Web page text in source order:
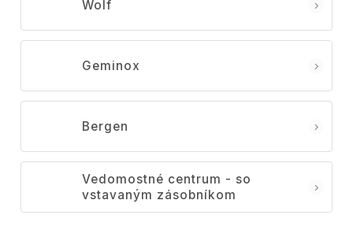
Wolf
Geminox
Bergen
Vedomostné centrum - so
vstavaným zásobníkom